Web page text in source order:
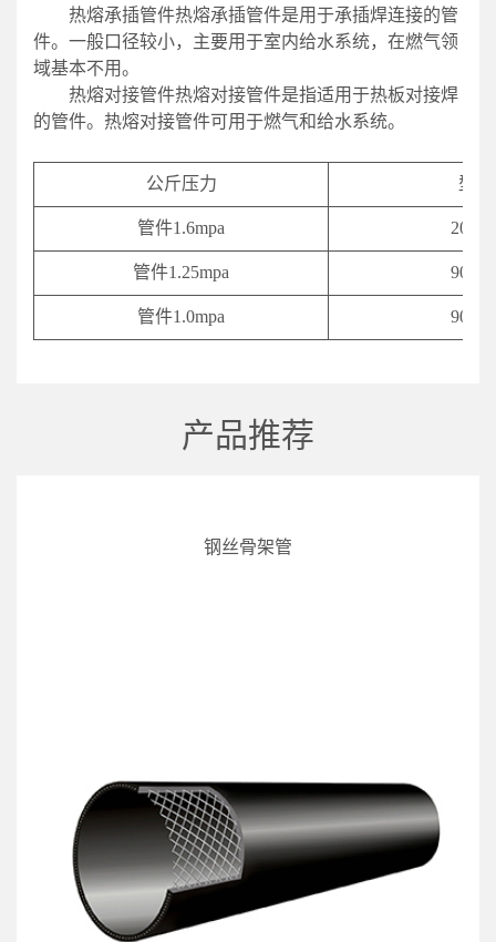
热熔承插管件热熔承插管件是用于承插焊连接的管
件。一般口径较小，主要用于室内给水系统，在燃气领
域基本不用。
热熔对接管件热熔对接管件是指适用于热板对接焊
的管件。热熔对接管件可用于燃气和给水系统。
公斤压力 型号
管件1.6mpa 20-
管件1.25mpa 90-
管件1.0mpa 90-
产品推荐
钢丝骨架管